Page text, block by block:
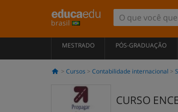
brasil
MESTRADO PÓS-GRADUAÇÃO
Cursos Contabilidade internacional
CURSO